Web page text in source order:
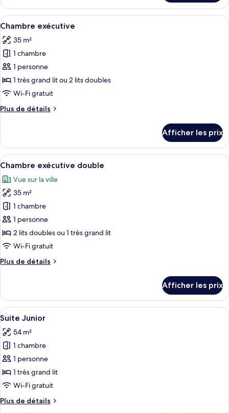
vue
sur
la
piscine
Chambre
Deluxe,
vue
la
piscine
Afficher
toutes
les
photos
pour
ce
type
chambre :
Une chambre d’hôtel avec un lit, un
5
Chambre exécutive
35 m²
1 chambre
1 personne
1 très grand lit ou 2 lits doubles
Wi-Fi gratuit
Plus de détails
Plus
Chambre
exécutive
Afficher les prix
Afficher
toutes
les
photos
pour
ce
type
de
chambre :
Chambre
5
Chambre exécutive double
Vue sur la ville
35 m²
1 chambre
1 personne
2 lits doubles ou 1 très grand lit
Wi-Fi gratuit
Plus de détails
Plus
Chambre
exécutive
double
Afficher les prix
Afficher
toutes
les
photos
pour
ce
type
chambre :
Une chambre d’hôtel comprenant
5
Suite Junior
54 m²
1 chambre
1 personne
1 très grand lit
Wi-Fi gratuit
Plus de détails
Plus